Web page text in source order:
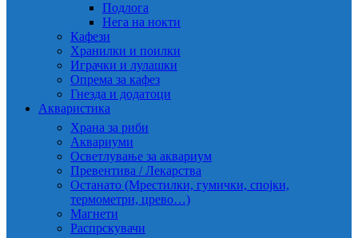
Подлога
Нега на нокти
Кафези
Хранилки и поилки
Играчки и лулашки
Опрема за кафез
Гнезда и додатоци
Акваристика
Храна за риби
Аквариуми
Осветлување за аквариум
Превентива / Лекарства
Останато (Мрестилки, гумички, спојки,
термометри, црево…)
Магнети
Распрскувачи